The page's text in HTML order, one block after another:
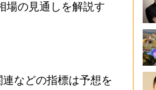
場の見通しを解説す
などの指標は予想を